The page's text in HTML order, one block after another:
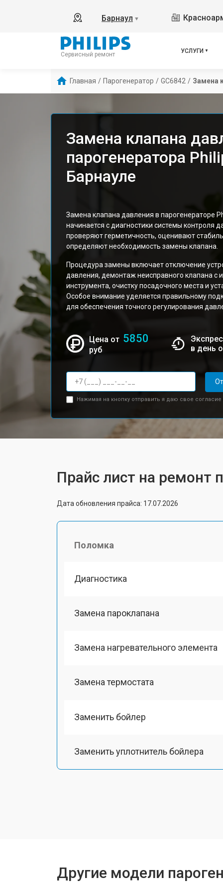
Барнаул ▼
Сервисный ремонт
УСЛУГИ
Главная / Парогенератор / GC6842 / Замена
Замена клапана
парогенератора
Барнауле
Замена клапана давления в парогенераторе
начинается с диагностики системы контроля
проверяют герметичность, оценивают
определяют необходимость замены клапана.
Процедура замены включает отключение
давления, демонтаж неисправного клапана с
инструмента, очистку посадочного места и
Особое внимание уделяется правильному
для обеспечения точного регулирования
Цена от 5850
руб
в день
Нажимая на кнопку отправить я даю свое согласие
Прайс лист на ремонт
Дата обновления прайса: 17.07.2026
Поломка
Диагностика
Замена пароклапана
Замена нагревательного элемента
Замена термостата
Заменить бойлер
Заменить уплотнитель бойлера
Другие модели